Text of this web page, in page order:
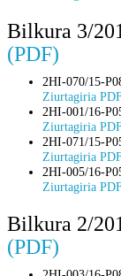
Bilkura 3/
(PDF)
2HI-
Ziurtagiria
2HI-
Ziurtagiria
2HI-071/
Ziurtagiria
2HI-
Ziurtagiria
Bilkura 2/
(PDF)